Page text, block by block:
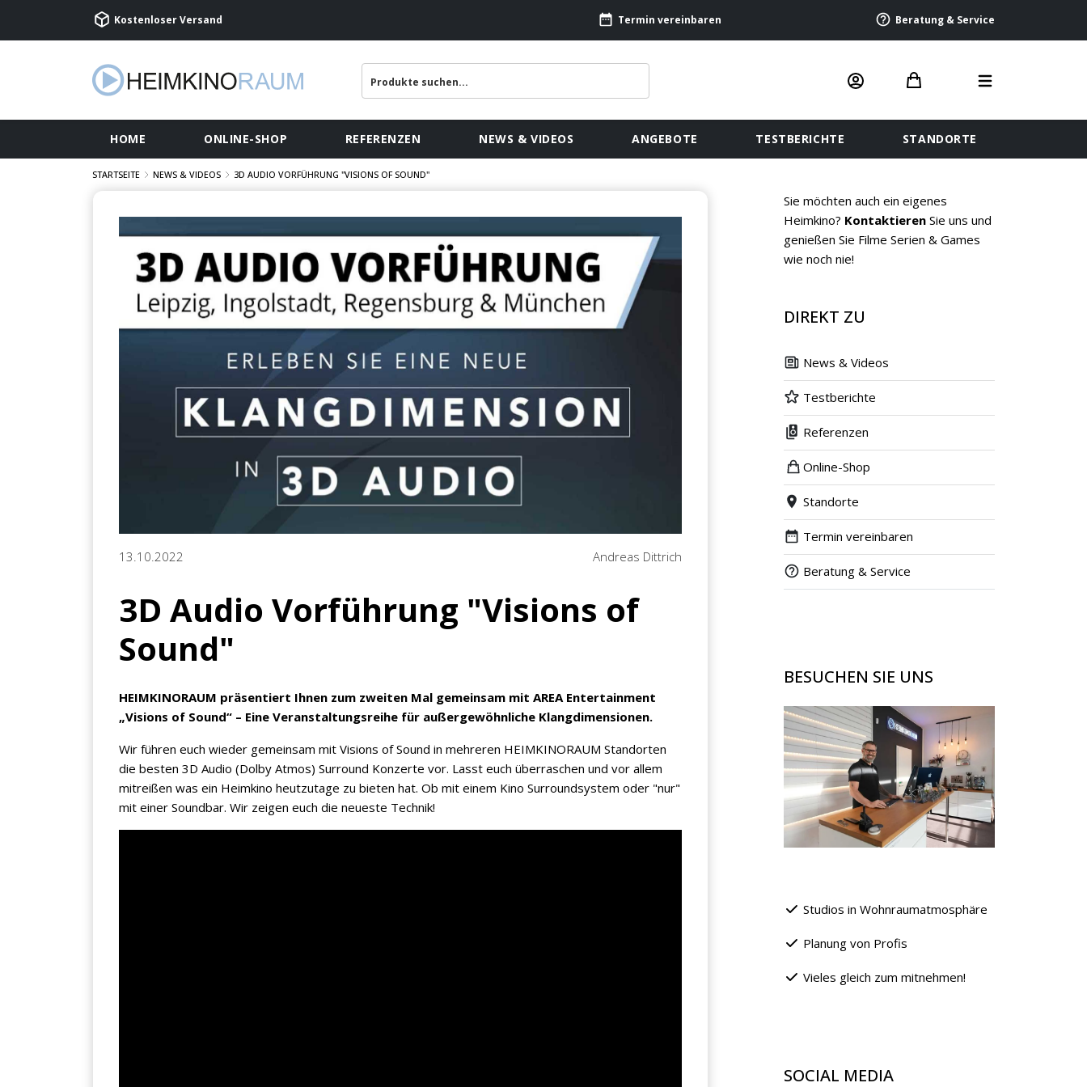
Kostenloser Versand Termin vereinbaren Beratung & Service
HOME ONLINE-SHOP REFERENZEN NEWS & VIDEOS ANGEBOTE TESTBERICHTE STANDORTE
STARTSEITE NEWS & VIDEOS 3D AUDIO VORFÜHRUNG "VISIONS OF SOUND"
13.10.2022 Andreas Dittrich
3D Audio Vorführung "Visions of
Sound"
HEIMKINORAUM präsentiert Ihnen zum zweiten Mal gemeinsam mit AREA Entertainment
„Visions of Sound“ – Eine Veranstaltungsreihe für außergewöhnliche Klangdimensionen.
Wir führen euch wieder gemeinsam mit Visions of Sound in mehreren HEIMKINORAUM Standorten
die besten 3D Audio (Dolby Atmos) Surround Konzerte vor. Lasst euch überraschen und vor allem
mitreißen was ein Heimkino heutzutage zu bieten hat. Ob mit einem Kino Surroundsystem oder "nur"
mit einer Soundbar. Wir zeigen euch die neueste Technik!
Sie möchten auch ein eigenes
Heimkino? Kontaktieren Sie uns und
genießen Sie Filme Serien & Games
wie noch nie!
DIREKT ZU
News & Videos
Testberichte
Referenzen
Online-Shop
Standorte
Termin vereinbaren
Beratung & Service
BESUCHEN SIE UNS
Studios in Wohnraumatmosphäre
Planung von Profis
Vieles gleich zum mitnehmen!
SOCIAL MEDIA